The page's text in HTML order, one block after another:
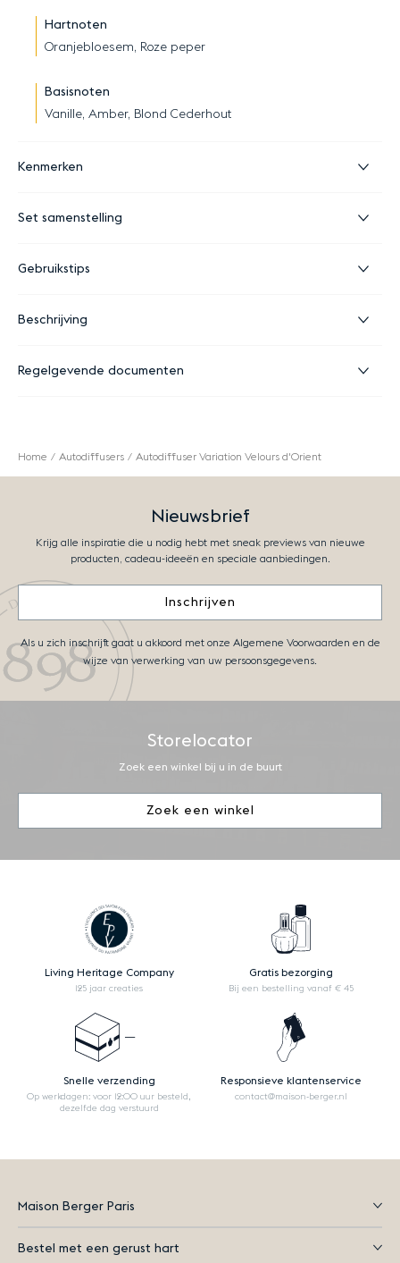
Hartnoten
Oranjebloesem, Roze peper
Basisnoten
Vanille, Amber, Blond Cederhout
Kenmerken
Set samenstelling
Gebruikstips
Beschrijving
Regelgevende documenten
Home Autodiffusers Autodiffuser Variation Velours d'Orient
Nieuwsbrief
Krijg alle inspiratie die u nodig hebt met sneak previews van nieuwe
producten, cadeau-ideeën en speciale aanbiedingen.
Inschrijven
Als u zich inschrijft gaat u akkoord met onze Algemene Voorwaarden en de
wijze van verwerking van uw persoonsgegevens.
Storelocator
Zoek een winkel bij u in de buurt
Zoek een winkel
Living Heritage Company
125 jaar creaties
Gratis bezorging
Bij een bestelling vanaf € 45
Snelle verzending
Op werkdagen: voor 12:00 uur besteld,
dezelfde dag verstuurd
Responsieve klantenservice
contact@maison-berger.nl
Maison Berger Paris
Bestel met een gerust hart